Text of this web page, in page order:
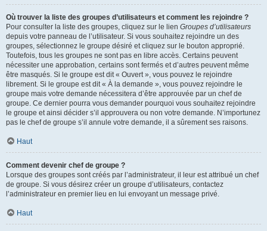
Où trouver la liste des groupes d’utilisateurs et comment les rejoindre ?
Pour consulter la liste des groupes, cliquez sur le lien Groupes d’utilisateurs
depuis votre panneau de l’utilisateur. Si vous souhaitez rejoindre un des
groupes, sélectionnez le groupe désiré et cliquez sur le bouton approprié.
Toutefois, tous les groupes ne sont pas en libre accès. Certains peuvent
nécessiter une approbation, certains sont fermés et d’autres peuvent même
être masqués. Si le groupe est dit « Ouvert », vous pouvez le rejoindre
librement. Si le groupe est dit « À la demande », vous pouvez rejoindre le
groupe mais votre demande nécessitera d’être approuvée par un chef de
groupe. Ce dernier pourra vous demander pourquoi vous souhaitez rejoindre
le groupe et ainsi décider s’il approuvera ou non votre demande. N’importunez
pas le chef de groupe s’il annule votre demande, il a sûrement ses raisons.
Haut
Comment devenir chef de groupe ?
Lorsque des groupes sont créés par l’administrateur, il leur est attribué un chef
de groupe. Si vous désirez créer un groupe d’utilisateurs, contactez
l’administrateur en premier lieu en lui envoyant un message privé.
Haut